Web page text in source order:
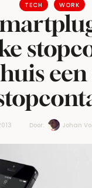
TECH WORK
Door: Johan